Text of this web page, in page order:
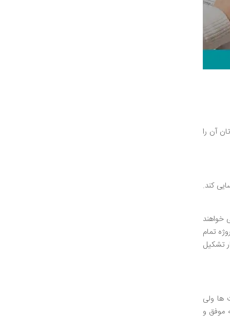
آن را
کند.
تمام
تشکیل
ها ولی
موفق و